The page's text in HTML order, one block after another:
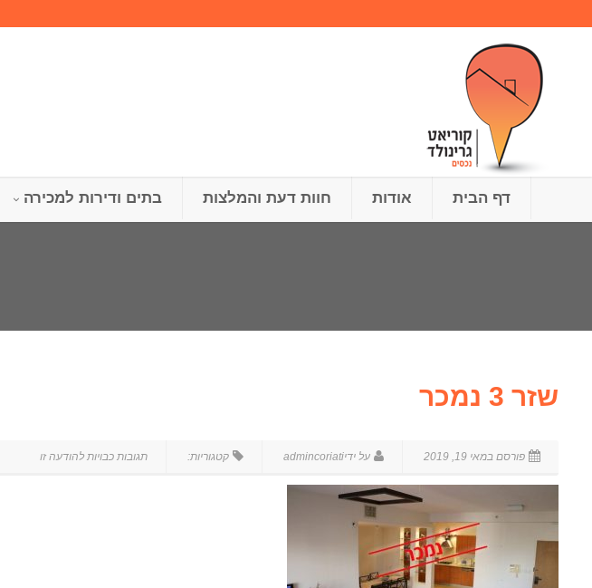
בתים ודירות למכירה חוות דעת והמלצות אודות דף הבית
שזר 3 נמכר